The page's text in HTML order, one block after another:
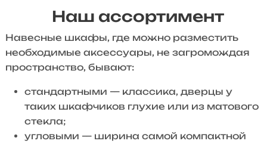
Наш ассортимент
Навесные шкафы, где можно разместить
необходимые аксессуары, не загромождая
пространство, бывают:
стандартными — классика, дверцы у
таких шкафчиков глухие или из матового
стекла;
угловыми — ширина самой компактной